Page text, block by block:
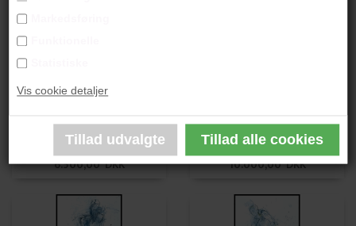
Vis cookie detaljer
Lisbeth van Deurs
6.500,00 DKK
Lisbeth van Deurs
10.000,00 DKK